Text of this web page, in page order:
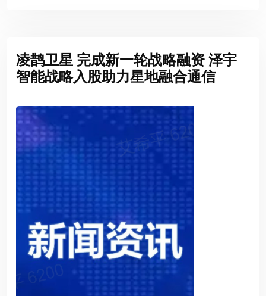
凌鹊卫星 完成新一轮战略融资 泽宇
智能战略入股助力星地融合通信